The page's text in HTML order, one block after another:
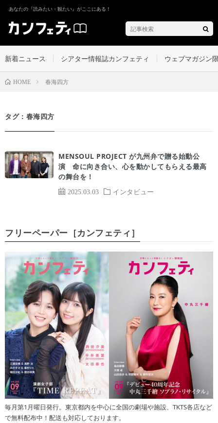
あなたの『読みたい・観たい』がここにある！
新着ニュース シアター情報誌カンフェティ ウェブマガジン
HOME 春海四方
タグ：春海四方
2025.03.03 インタビュー
MENSOUL PROJECT が九州弁で贈る始動公
演 命に向き合い、心を動かしてもらえる最高
の舞台を！
フリーペーパー［カンフェティ］
毎月第1月曜日発行。東京都内を中心に全国の劇場や施設、TKTS各店など
で無料配布中！配送も対応しております。